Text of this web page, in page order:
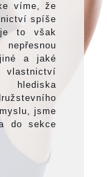
víme, že
spíše
je to však
a jaké
vlastnictví
jsme
do sekce